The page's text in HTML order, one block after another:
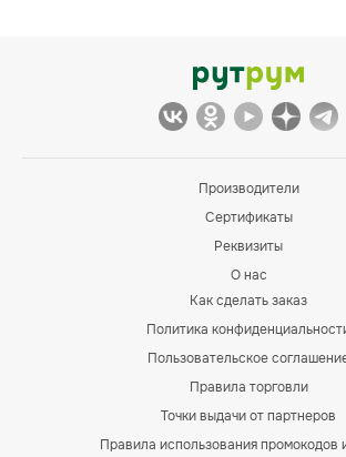
Производители
Сертификаты
Реквизиты
О нас
Как сделать заказ
Политика
Пользовательское
Правила торговли
Точки выдачи от партнеров
Правила использования промокодов